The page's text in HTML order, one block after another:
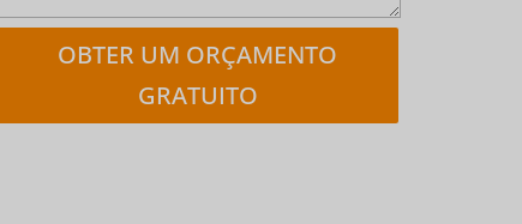
OBTER UM ORÇAMENTO
GRATUITO